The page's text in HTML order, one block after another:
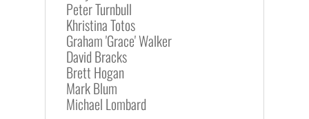
Peter Turnbull
Khristina Totos
Graham 'Grace' Walker
David Bracks
Brett Hogan
Mark Blum
Michael Lombard